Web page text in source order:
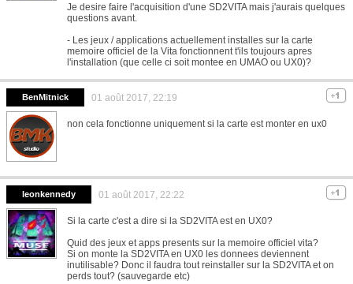
Je desire faire l'acquisition d'une SD2VITA mais j'aurais quelques
questions avant.
- Les jeux / applications actuellement installes sur la carte
memoire officiel de la Vita fonctionnent t'ils toujours apres
l'installation (que celle ci soit montee en UMAO ou UX0)?
BenMitnick 01 août 2017, 22:19
non cela fonctionne uniquement si la carte est monter en ux0
leonkennedy 01 août 2017, 22:22
Si la carte c'est a dire si la SD2VITA est en UX0?
Quid des jeux et apps presents sur la memoire officiel vita?
Si on monte la SD2VITA en UX0 les donnees deviennent
inutilisable? Donc il faudra tout reinstaller sur la SD2VITA et on
perds tout? (sauvegarde etc)